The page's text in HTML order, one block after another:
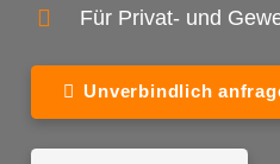
Für Privat- und
Unverbindlich